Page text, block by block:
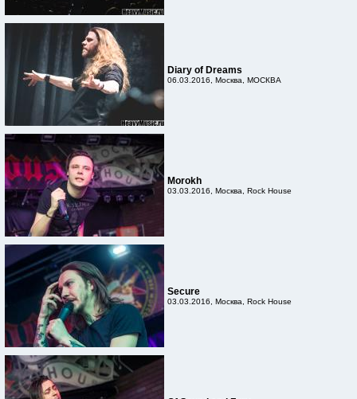
Diary of Dreams
06.03.2016, Москва, МОСКВА
Morokh
03.03.2016, Москва, Rock House
Secure
03.03.2016, Москва, Rock House